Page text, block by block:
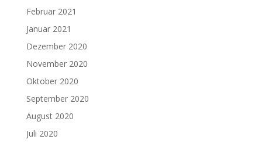
Februar 2021
Januar 2021
Dezember 2020
November 2020
Oktober 2020
September 2020
August 2020
Juli 2020